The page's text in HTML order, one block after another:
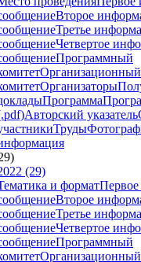
Второе
Третье
Четвертое
Программный
Организационный
Организаторы
Программа
Авторский указатель
Труды
(29)
и формат
Второе
Третье
Четвертое
Программный